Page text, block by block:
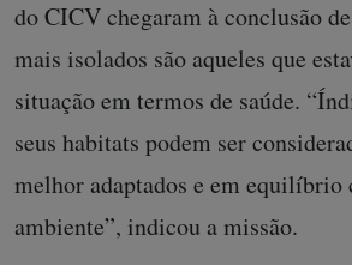
do CICV chegaram à conclusão
mais isolados são aqueles que
situação em termos de saúde.
seus habitats podem ser
melhor adaptados e em equilíbrio
ambiente”, indicou a missão.